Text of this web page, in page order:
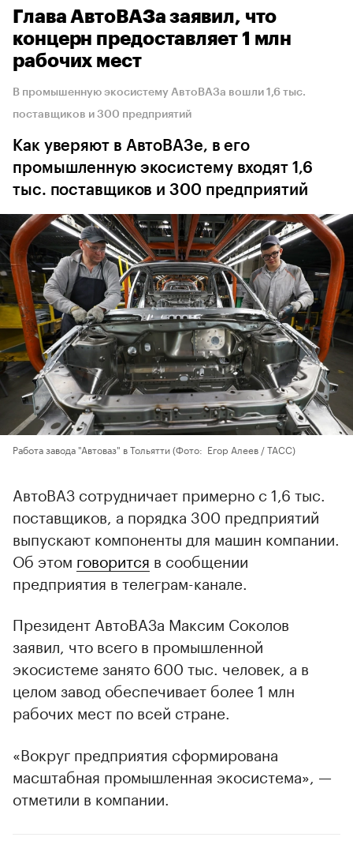
Глава АвтоВАЗа заявил, что
концерн предоставляет 1 млн
рабочих мест
В промышенную экосистему АвтоВАЗа вошли 1,6 тыс.
поставщиков и 300 предприятий
Как уверяют в АвтоВАЗе, в его
промышленную экосистему входят 1,6
тыс. поставщиков и 300 предприятий
Работа завода "Автоваз" в Тольятти(Фото: Егор Алеев / ТАСС)
АвтоВАЗ сотрудничает примерно с 1,6 тыс.
поставщиков, а порядка 300 предприятий
выпускают компоненты для машин компании.
Об этом говорится в сообщении
предприятия в телеграм-канале.
Президент АвтоВАЗа Максим Соколов
заявил, что всего в промышленной
экосистеме занято 600 тыс. человек, а в
целом завод обеспечивает более 1 млн
рабочих мест по всей стране.
«Вокруг предприятия сформирована
масштабная промышленная экосистема», —
отметили в компании.